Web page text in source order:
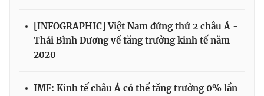
[INFOGRAPHIC] Việt Nam đứng thứ 2 châu Á -
Thái Bình Dương về tăng trưởng kinh tế năm
2020
IMF: Kinh tế châu Á có thể tăng trưởng 0% lần